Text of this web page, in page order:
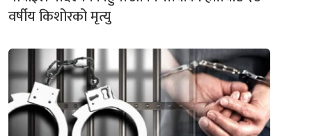
वर्षीय किशोरको मृत्यु